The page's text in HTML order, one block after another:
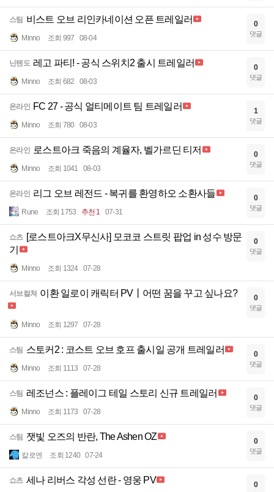
스팀 비스트 오브 리인카네이션 오픈 트레일러
Minno 조회 997 08-04
0
댓글
닌텐도 레고 파티! - 공식 스위치2 출시 트레일러
Minno 조회 682 08-03
0
댓글
온라인 FC 27 - 공식 얼티메이트 팀 트레일러
Minno 조회 780 08-03
1
댓글
온라인 로스트아크 죽음의 계율자, 벨가르딘 티저
Minno 조회 1041 08-03
0
댓글
온라인 리그 오브 레전드 - 복귀를 환영하오 소환사들
Rune 조회 1753 추천 1 07-31
0
댓글
쇼츠 [로스트아크X무신사] 모코코 스트릿 팝업 in 성수 방문
기
Minno 조회 1324 07-28
0
댓글
서브컬쳐 이환 일로이 캐릭터 PV丨어떤 꿈을 꾸고 싶나요?
Minno 조회 1297 07-28
0
댓글
스팀 스토커2 : 코스트 오브 호프 출시일 공개 트레일러
Minno 조회 1113 07-28
0
댓글
스팀 레조넌스 : 플레이그 테일 스토리 신규 트레일러
Minno 조회 1173 07-28
0
댓글
스팀 잿빛 오즈의 반란, The Ashen OZ
칼로엔 조회 1240 07-24
0
댓글
쇼츠 세나 리버스 각성 선란 - 영웅 PV 0